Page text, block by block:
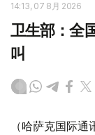
14:13, 07 8月 2026
卫生部：全
叫
（哈萨克国际